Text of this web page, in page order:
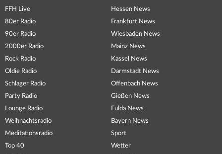
FFH Live
80er Radio
90er Radio
2000er Radio
Rock Radio
Oldie Radio
Schlager Radio
Party Radio
Lounge Radio
Weihnachtsradio
Meditationsradio
Top 40
Hessen News
Frankfurt News
Wiesbaden News
Mainz News
Kassel News
Darmstadt News
Offenbach News
Gießen News
Fulda News
Bayern News
Sport
Wetter